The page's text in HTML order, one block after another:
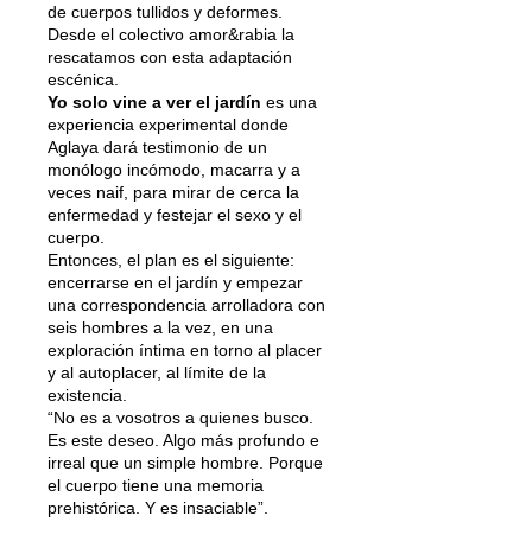
de cuerpos tullidos y deformes.
Desde el colectivo amor&rabia la
rescatamos con esta adaptación
escénica.
Yo solo vine a ver el jardín es una
experiencia experimental donde
Aglaya dará testimonio de un
monólogo incómodo, macarra y a
veces naif, para mirar de cerca la
enfermedad y festejar el sexo y el
cuerpo.
Entonces, el plan es el siguiente:
encerrarse en el jardín y empezar
una correspondencia arrolladora con
seis hombres a la vez, en una
exploración íntima en torno al placer
y al autoplacer, al límite de la
existencia.
“No es a vosotros a quienes busco.
Es este deseo. Algo más profundo e
irreal que un simple hombre. Porque
el cuerpo tiene una memoria
prehistórica. Y es insaciable”.